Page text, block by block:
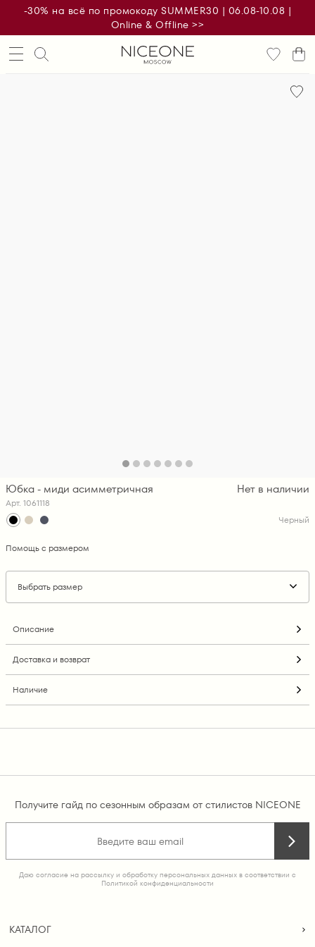
-30% на всё по промокоду SUMMER30 | 06.08-10.08 |
Online & Offline >>
Юбка - миди асимметричная
Арт. 1061118
Нет в наличии
Черный
Помощь с размером
Выбрать размер
Описание
Доставка и возврат
Наличие
Получите гайд по сезонным образам от стилистов NICEONE
Даю согласие на рассылку и обработку персональных данных в соответствии с
Политикой конфиденциальности
КАТАЛОГ